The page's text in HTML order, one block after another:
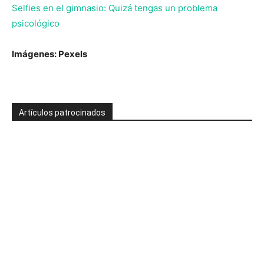
Selfies en el gimnasio: Quizá tengas un problema
psicológico
Imágenes: Pexels
Artículos patrocinados